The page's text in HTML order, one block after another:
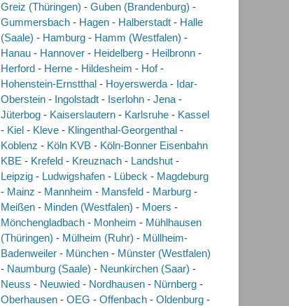
Greiz (Thüringen) - Guben (Brandenburg) -
Gummersbach - Hagen - Halberstadt - Halle
(Saale) - Hamburg - Hamm (Westfalen) -
Hanau - Hannover - Heidelberg - Heilbronn -
Herford - Herne - Hildesheim - Hof-
Hohenstein-Ernstthal - Hoyerswerda - Idar-
Oberstein - Ingolstadt - Iserlohn - Jena -
Jüterbog - Kaiserslautern - Karlsruhe - Kassel
- Kiel - Kleve - Klingenthal-Georgenthal -
Koblenz - Köln KVB - Köln-Bonner Eisenbahn
KBE - Krefeld - Kreuznach - Landshut -
Leipzig - Ludwigshafen - Lübeck - Magdeburg
- Mainz - Mannheim - Mansfeld - Marburg -
Meißen - Minden (Westfalen) - Moers -
Mönchengladbach - Monheim - Mühlhausen
(Thüringen) - Mülheim (Ruhr) - Müllheim-
Badenweiler - München - Münster (Westfalen)
- Naumburg (Saale) - Neunkirchen (Saar) -
Neuss - Neuwied - Nordhausen - Nürnberg -
Oberhausen - OEG - Offenbach - Oldenburg -